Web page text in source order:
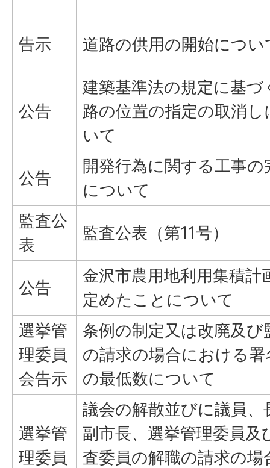
告示 道路の供用の開始につい
公告
建築基準法の規定に基づ
路の位置の指定の取消し
いて
公告
開発行為に関する工事の
について
監査公
表
監査公表（第11号）
公告
金沢市農用地利用集積計
定めたことについて
選挙管
理委員
会告示
条例の制定又は改廃及び
の請求の場合における署
の最低数について
選挙管
理委員
議会の解散並びに議員、
副市長、選挙管理委員及
査委員の解職の請求の場